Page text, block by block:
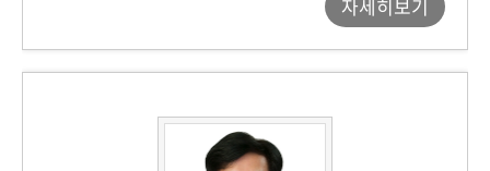
자세히보기